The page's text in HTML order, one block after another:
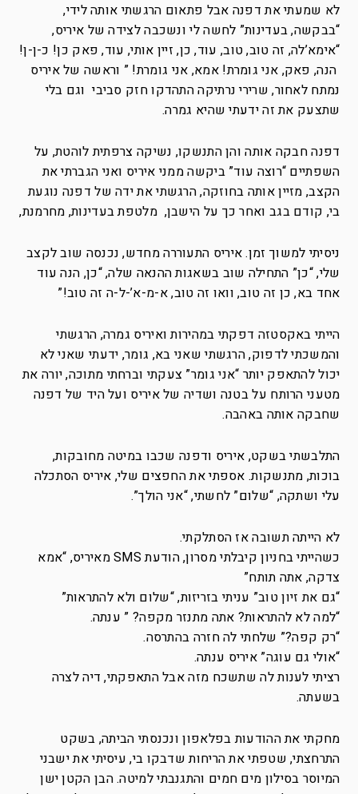
לא שמעתי את דפנה אבל פתאום הרגשתי אותה לידי,
“בבקשה, בעדינות” לחשה לי ונשכבה לצידה של איריס,
“אימא’לה, זה טוב, טוב, עוד, כן, זיין אותי, עוד, פאק כן! כ-ן-ן!
הנה, פאק, אני גומרת! אמא, אני גומרת! ” וראשה של איריס
נמתח לאחור, שרירי נרתיקה התהדקו חזק סביבי וגם בלי
שתצעק את זה ידעתי שהיא גמרה.
דפנה חבקה אותה והן התנשקו, נשיקה צרפתית לוהטת, על
השפתיים “רוצה עוד” ביקשה ממני איריס ואני הגברתי את
הקצב, מזיין אותה בחוזקה, הרגשתי את ידה של דפנה נוגעת
בי, קודם בגב ואחר כך על הישבן, מלטפת בעדינות, מחרמנת,
ניסיתי למשוך זמן. איריס התעוררה מחדש, נכנסה שוב לקצב
שלי, “כן” התחילה שוב בשאגות ההנאה שלה, “כן, הנה עוד
אחד בא, כן זה טוב, וואו זה טוב, א-מ-א’-ל-ה זה טוב!”
הייתי באקסטזה דפקתי במהירות ואיריס גמרה, הרגשתי
והמשכתי לדפוק, הרגשתי שאני בא, גומר, ידעתי שאני לא
יכול להתאפק יותר “אני גומר” צעקתי וברחתי מתוכה, יורה את
מטעני הרותח על בטנה ושדיה של איריס ועל היד של דפנה
שחבקה אותה באהבה.
התלבשתי בשקט, איריס ודפנה שכבו במיטה מחובקות,
בוכות, מתנשקות. אספתי את החפצים שלי, איריס הסתכלה
עלי ושתקה, “שלום” לחשתי, “אני הולך”.
לא הייתה תשובה אז הסתלקתי.
כשהייתי בחניון קיבלתי מסרון, הודעת SMS מאיריס, “אמא
צדקה, אתה תותח”
“גם את זיון טוב” עניתי בזריזות, “שלום ולא להתראות”
“למה לא להתראות? אתה מתנזר מקפה? ” ענתה.
“רק קפה?” שלחתי לה חזרה בהתרסה.
“אולי גם עוגה” איריס ענתה.
רציתי לענות לה שתשכח מזה אבל התאפקתי, דיה לצרה
בשעתה.
מחקתי את ההודעות בפלאפון ונכנסתי הביתה, בשקט
התרחצתי, שטפתי את הריחות שדבקו בי, עיסיתי את ישבני
המיוסר בסילון מים חמים והתגנבתי למיטה. הבן הקטן ישן